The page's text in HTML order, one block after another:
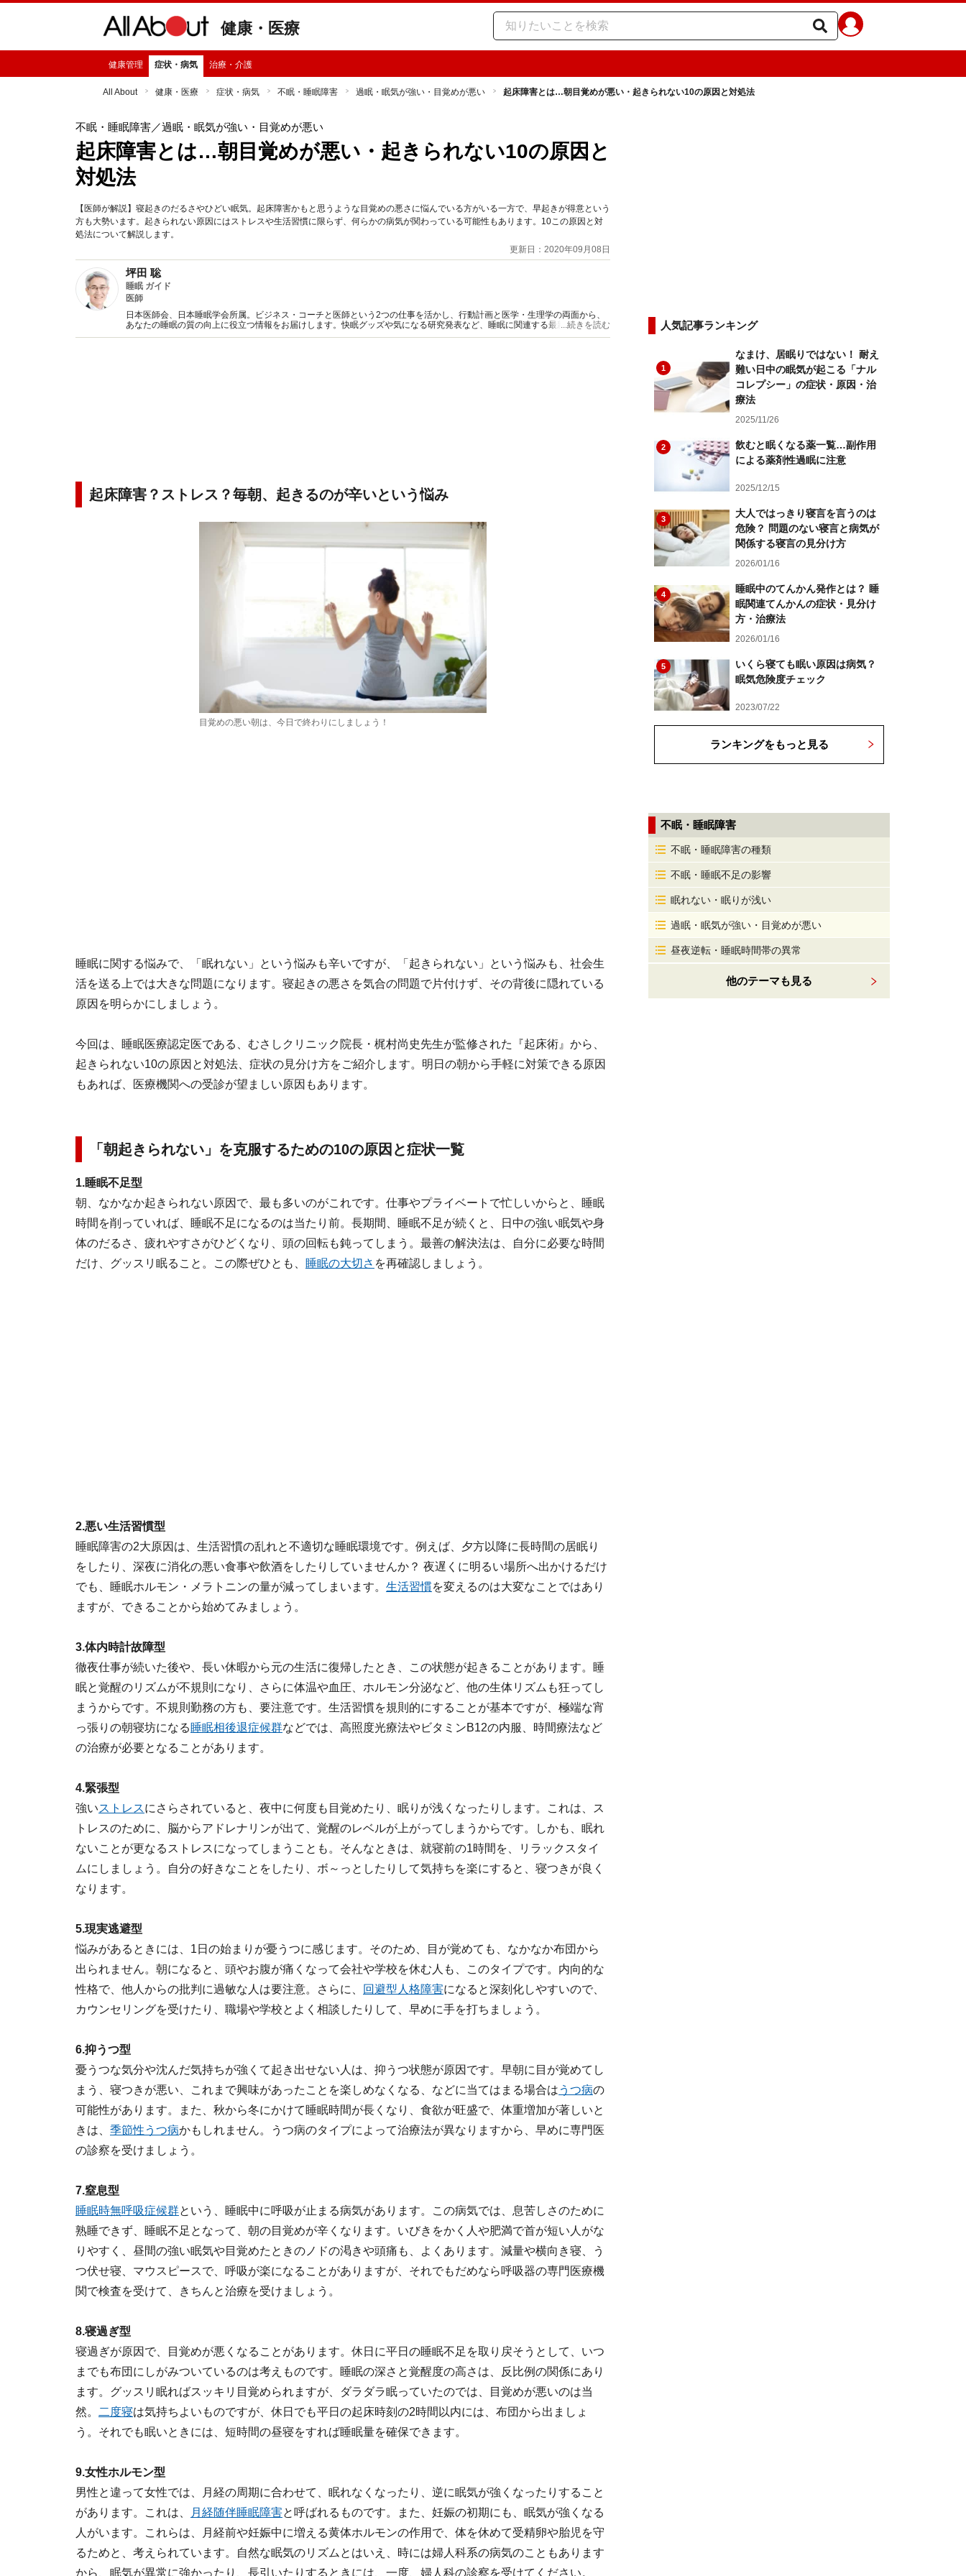
健康・医療
健康管理 症状・病気 治療・介護
All About 健康・医療 症状・病気 不眠・睡眠障害 過眠・眠気が強い・目覚めが悪い 起床障害とは…朝目覚めが悪い・起きられない10の原因と対処法
不眠・睡眠障害／過眠・眠気が強い・目覚めが悪い
起床障害とは…朝目覚めが悪い・起きられない10の原因と
対処法
【医師が解説】寝起きのだるさやひどい眠気。起床障害かもと思うような目覚めの悪さに悩んでいる方がいる一方で、早起きが得意という
方も大勢います。起きられない原因にはストレスや生活習慣に限らず、何らかの病気が関わっている可能性もあります。10この原因と対
処法について解説します。
更新日：2020年09月08日
坪田 聡
睡眠 ガイド
医師
日本医師会、日本睡眠学会所属。ビジネス・コーチと医師という2つの仕事を活かし、行動計画と医学・生理学の両面から、
あなたの睡眠の質の向上に役立つ情報をお届けします。快眠グッズや気になる研究発表など、睡眠に関連する最新情報も豊富
にご紹介します。
...続きを読む
起床障害？ストレス？毎朝、起きるのが辛いという悩み
目覚めの悪い朝は、今日で終わりにしましょう！
睡眠に関する悩みで、「眠れない」という悩みも辛いですが、「起きられない」という悩みも、社会生
活を送る上では大きな問題になります。寝起きの悪さを気合の問題で片付けず、その背後に隠れている
原因を明らかにしましょう。
今回は、睡眠医療認定医である、むさしクリニック院長・梶村尚史先生が監修された『起床術』から、
起きられない10の原因と対処法、症状の見分け方をご紹介します。明日の朝から手軽に対策できる原因
もあれば、医療機関への受診が望ましい原因もあります。
「朝起きられない」を克服するための10の原因と症状一覧
1.睡眠不足型
朝、なかなか起きられない原因で、最も多いのがこれです。仕事やプライベートで忙しいからと、睡眠
時間を削っていれば、睡眠不足になるのは当たり前。長期間、睡眠不足が続くと、日中の強い眠気や身
体のだるさ、疲れやすさがひどくなり、頭の回転も鈍ってしまう。最善の解決法は、自分に必要な時間
だけ、グッスリ眠ること。この際ぜひとも、 睡眠の大切さ を再確認しましょう。
2.悪い生活習慣型
睡眠障害の2大原因は、生活習慣の乱れと不適切な睡眠環境です。例えば、夕方以降に長時間の居眠り
をしたり、深夜に消化の悪い食事や飲酒をしたりしていませんか？ 夜遅くに明るい場所へ出かけるだけ
でも、睡眠ホルモン・メラトニンの量が減ってしまいます。 生活習慣を変えるのは大変なことではあり
ますが、できることから始めてみましょう。
3.体内時計故障型
徹夜仕事が続いた後や、長い休暇から元の生活に復帰したとき、この状態が起きることがあります。睡
眠と覚醒のリズムが不規則になり、さらに体温や血圧、ホルモン分泌など、他の生体リズムも狂ってし
まうからです。不規則勤務の方も、要注意です。生活習慣を規則的にすることが基本ですが、極端な宵
っ張りの朝寝坊になる睡眠相後退症候群などでは、高照度光療法やビタミンB12の内服、時間療法など
の治療が必要となることがあります。
4.緊張型
強いストレスにさらされていると、夜中に何度も目覚めたり、眠りが浅くなったりします。これは、ス
トレスのために、脳からアドレナリンが出て、覚醒のレベルが上がってしまうからです。しかも、眠れ
ないことが更なるストレスになってしまうことも。そんなときは、就寝前の1時間を、リラックスタイ
ムにしましょう。自分の好きなことをしたり、ボ～っとしたりして気持ちを楽にすると、寝つきが良く
なります。
5.現実逃避型
悩みがあるときには、1日の始まりが憂うつに感じます。そのため、目が覚めても、なかなか布団から
出られません。朝になると、頭やお腹が痛くなって会社や学校を休む人も、このタイプです。内向的な
性格で、他人からの批判に過敏な人は要注意。さらに、
回避型人格障害になると深刻化しやすいので、
カウンセリングを受けたり、職場や学校とよく相談したりして、早めに手を打ちましょう。
6.抑うつ型
憂うつな気分や沈んだ気持ちが強くて起き出せない人は、抑うつ状態が原因です。早朝に目が覚めてし
まう、寝つきが悪い、これまで興味があったことを楽しめなくなる、などに当てはまる場合は うつ病の
可能性があります。また、秋から冬にかけて睡眠時間が長くなり、食欲が旺盛で、体重増加が著しいと
きは、 季節性うつ病かもしれません。うつ病のタイプによって治療法が異なりますから、早めに専門医
の診察を受けましょう。
7.窒息型
睡眠時無呼吸症候群という、睡眠中に呼吸が止まる病気があります。この病気では、息苦しさのために
熟睡できず、睡眠不足となって、朝の目覚めが辛くなります。いびきをかく人や肥満で首が短い人がな
りやすく、昼間の強い眠気や目覚めたときのノドの渇きや頭痛も、よくあります。減量や横向き寝、う
つ伏せ寝、マウスピースで、呼吸が楽になることがありますが、それでもだめなら呼吸器の専門医療機
関で検査を受けて、きちんと治療を受けましょう。
8.寝過ぎ型
寝過ぎが原因で、目覚めが悪くなることがあります。休日に平日の睡眠不足を取り戻そうとして、いつ
までも布団にしがみついているのは考えものです。睡眠の深さと覚醒度の高さは、反比例の関係にあり
ます。グッスリ眠ればスッキリ目覚められますが、ダラダラ眠っていたのでは、目覚めが悪いのは当
然。
二度寝は気持ちよいものですが、休日でも平日の起床時刻の2時間以内には、布団から出ましょ
う。それでも眠いときには、短時間の昼寝をすれば睡眠量を確保できます。
9.女性ホルモン型
男性と違って女性では、月経の周期に合わせて、眠れなくなったり、逆に眠気が強くなったりすること
があります。これは、
月経随伴睡眠障害と呼ばれるものです。また、妊娠の初期にも、眠気が強くなる
人がいます。これらは、月経前や妊娠中に増える黄体ホルモンの作用で、体を休めて受精卵や胎児を守
るためと、考えられています。自然な眠気のリズムとはいえ、時には婦人科系の病気のこともあります
から、眠気が異常に強かったり、長引いたりするときには、一度、婦人科の診察を受けてください。
人気記事ランキング
1
なまけ、居眠りではない！ 耐え
難い日中の眠気が起こる「ナル
コレプシー」の症状・原因・治
療法
2025/11/26
2
飲むと眠くなる薬一覧…副作用
による薬剤性過眠に注意
2025/12/15
3
大人ではっきり寝言を言うのは
危険？ 問題のない寝言と病気が
関係する寝言の見分け方
2026/01/16
4
睡眠中のてんかん発作とは？ 睡
眠関連てんかんの症状・見分け
方・治療法
2026/01/16
5
いくら寝ても眠い原因は病気？
眠気危険度チェック
2023/07/22
ランキングをもっと見る
不眠・睡眠障害
不眠・睡眠障害の種類
不眠・睡眠不足の影響
眠れない・眠りが浅い
過眠・眠気が強い・目覚めが悪い
昼夜逆転・睡眠時間帯の異常
他のテーマも見る